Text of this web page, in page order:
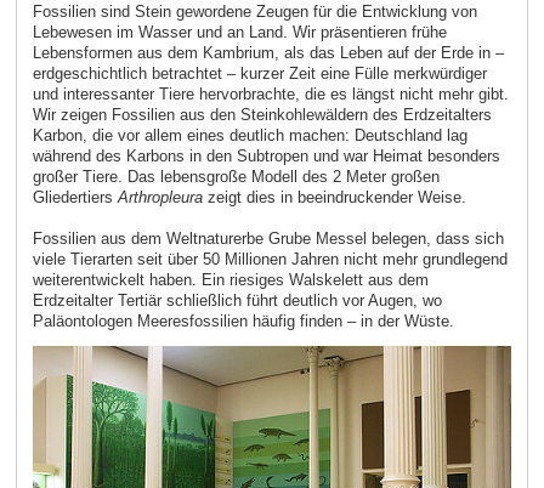
Fossilien sind Stein gewordene Zeugen für die Entwicklung von
Lebewesen im Wasser und an Land. Wir präsentieren frühe
Lebensformen aus dem Kambrium, als das Leben auf der Erde in –
erdgeschichtlich betrachtet – kurzer Zeit eine Fülle merkwürdiger
und interessanter Tiere hervorbrachte, die es längst nicht mehr gibt.
Wir zeigen Fossilien aus den Steinkohlewäldern des Erdzeitalters
Karbon, die vor allem eines deutlich machen: Deutschland lag
während des Karbons in den Subtropen und war Heimat besonders
großer Tiere. Das lebensgroße Modell des 2 Meter großen
Gliedertiers Arthropleurazeigt dies in beeindruckender Weise.
Fossilien aus dem Weltnaturerbe Grube Messel belegen, dass sich
viele Tierarten seit über 50 Millionen Jahren nicht mehr grundlegend
weiterentwickelt haben. Ein riesiges Walskelett aus dem
Erdzeitalter Tertiär schließlich führt deutlich vor Augen, wo
Paläontologen Meeresfossilien häufig finden – in der Wüste.